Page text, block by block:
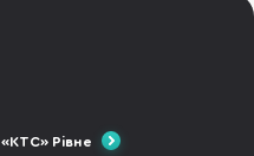
«КТС» Рівне